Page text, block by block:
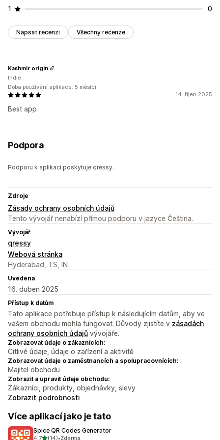
1 0
Napsat recenzi Všechny recenze
14. říjen 2025
Best app
Kashmir origin
Indie
Doba používání aplikace: 5 měsíci
Podpora
Podporu k aplikaci poskytuje qressy.
Zdroje
Zásady ochrany osobních údajů
Tento vývojář nenabízí přímou podporu v jazyce Čeština.
Vývojář
qressy
Webová stránka
Hyderabad, TS, IN
Uvedena
16. duben 2025
Přístup k datům
Tato aplikace potřebuje přístup k následujícím datům, aby ve
vašem obchodu mohla fungovat. Důvody zjistíte v zásadách
ochrany osobních údajů vývojáře.
Zobrazovat údaje o zákaznících:
Citlivé údaje, údaje o zařízení a aktivitě
Zobrazovat údaje o zaměstnancích a spolupracovnících:
Majitel obchodu
Zobrazit a upravit údaje obchodu:
Zákazníci, produkty, objednávky, slevy
Zobrazit podrobnosti
Více aplikací jako je tato
Spice QR Codes Generator
4,7z 5 hvězd
(14)•Zdarma